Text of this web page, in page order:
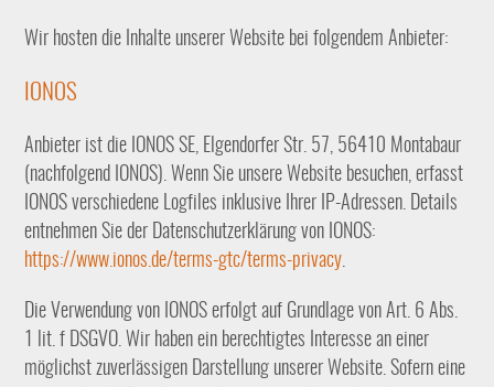
Wir hosten die Inhalte unserer Website bei folgendem Anbieter:
IONOS
Anbieter ist die IONOS SE, Elgendorfer Str. 57, 56410 Montabaur
(nachfolgend IONOS). Wenn Sie unsere Website besuchen, erfasst
IONOS verschiedene Logfiles inklusive Ihrer IP-Adressen. Details
entnehmen Sie der Datenschutzerklärung von IONOS:
https://www.ionos.de/terms-gtc/terms-privacy.
Die Verwendung von IONOS erfolgt auf Grundlage von Art. 6 Abs.
1 lit. f DSGVO. Wir haben ein berechtigtes Interesse an einer
möglichst zuverlässigen Darstellung unserer Website. Sofern eine